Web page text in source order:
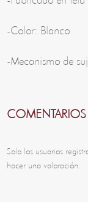
-Color: Blanco
-Mecanismo de
COMENTARIOS
Solo los usuarios
hacer una valoración.